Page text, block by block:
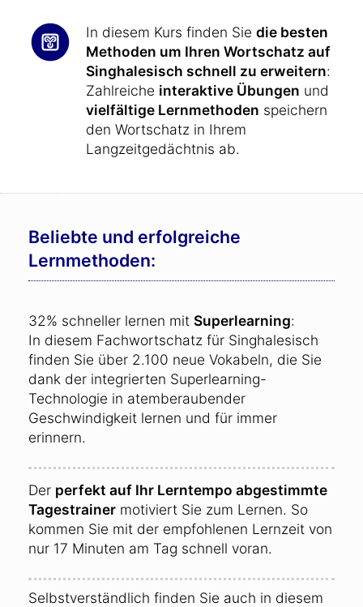
In diesem Kurs finden Sie die besten
Methoden um Ihren Wortschatz auf
Singhalesisch schnell zu erweitern:
Zahlreiche interaktive Übungen und
vielfältige Lernmethoden speichern
den Wortschatz in Ihrem
Langzeitgedächtnis ab.
Beliebte und erfolgreiche
Lernmethoden:
32% schneller lernen mit Superlearning:
In diesem Fachwortschatz für Singhalesisch
finden Sie über 2.100 neue Vokabeln, die Sie
dank der integrierten Superlearning-
Technologie in atemberaubender
Geschwindigkeit lernen und für immer
erinnern.
Der perfekt auf Ihr Lerntempo abgestimmte
Tagestrainer motiviert Sie zum Lernen. So
kommen Sie mit der empfohlenen Lernzeit von
nur 17 Minuten am Tag schnell voran.
Selbstverständlich finden Sie auch in diesem